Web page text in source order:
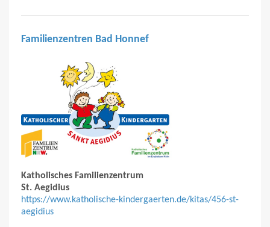
Familienzentren Bad Honnef
Katholisches Familienzentrum
St. Aegidius
https://www.katholische-kindergaerten.de/kitas/456-st-
aegidius